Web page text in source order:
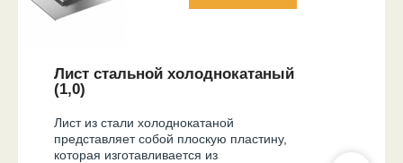
Лист стальной холоднокатаный
(1,0)
Лист из стали холоднокатаной
представляет собой плоскую пластину,
которая изготавливается из